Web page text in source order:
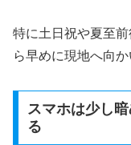
特に土日祝や夏至
ら早めに現地へ向か
スマホは少し
る